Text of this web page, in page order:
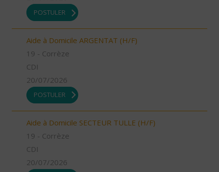
POSTULER
Aide à Domicile ARGENTAT (H/F)
19 - Corrèze
CDI
20/07/2026
POSTULER
Aide à Domicile SECTEUR TULLE (H/F)
19 - Corrèze
CDI
20/07/2026